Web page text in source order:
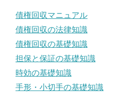
債権回収マニュアル
債権回収の法律知識
債権回収の基礎知識
担保と保証の基礎知識
時効の基礎知識
手形・小切手の基礎知識